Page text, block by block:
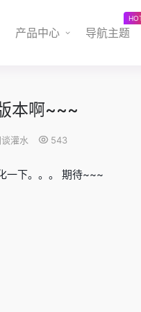
产品中心 导航主题
本啊~~~
灌水 543
一下。。。 期待~~~